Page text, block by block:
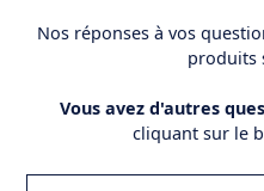
Nos réponses à vos
produits
Vous avez d'autres
cliquant sur le